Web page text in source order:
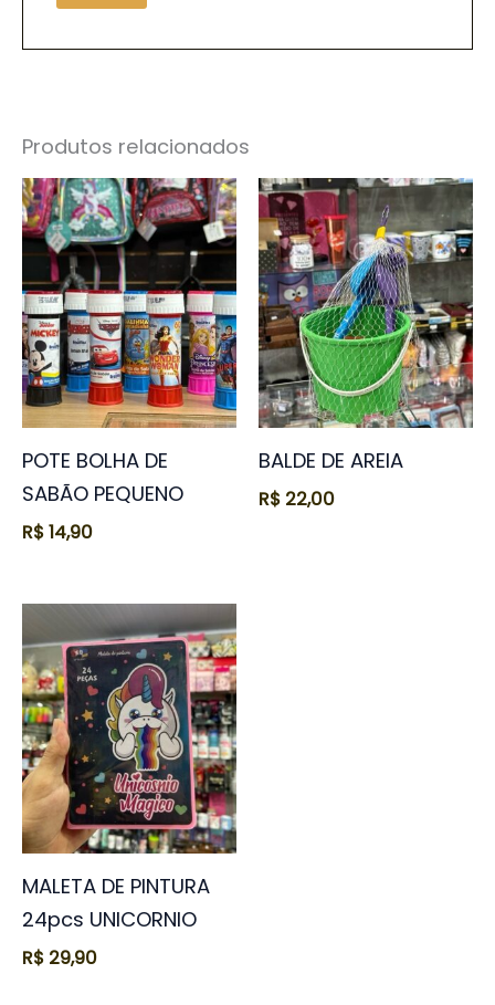
Produtos relacionados
POTE BOLHA DE
SABÃO PEQUENO
R$14,90
BALDE DE AREIA
R$ 22,00
MALETA DE PINTURA
24pcs UNICORNIO
R$ 29,90